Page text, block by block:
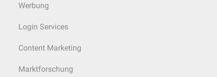
Werbung
Login Services
Content Marketing
Marktforschung